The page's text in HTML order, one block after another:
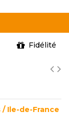
Fidélité
Ile-de-France